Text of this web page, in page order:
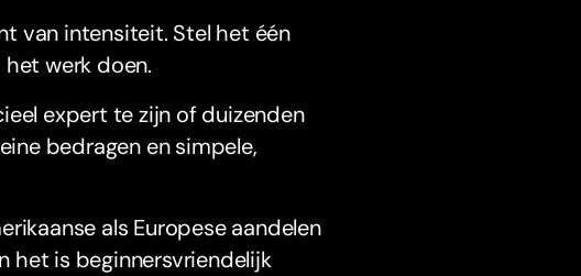
van intensiteit. Stel het één
werk doen.
expert te zijn of duizenden
bedragen en simpele,
als Europese aandelen
het is beginnersvriendelijk